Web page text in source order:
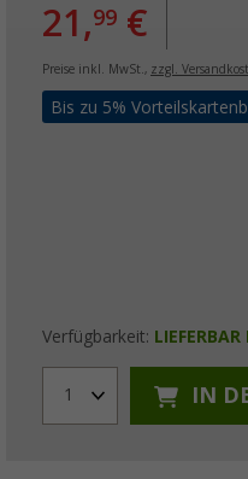
21,99 €
Preise inkl. MwSt., zzgl.
Bis zu 5%
Verfügbarkeit:
1 IN